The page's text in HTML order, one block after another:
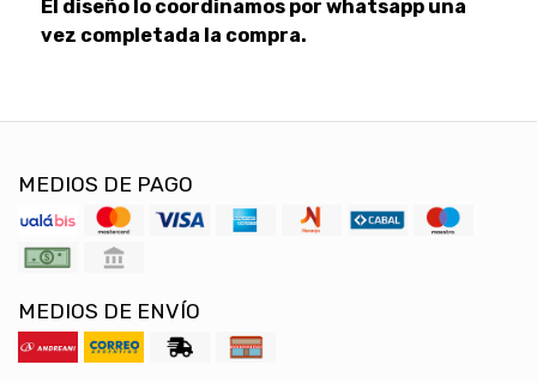
El diseño lo coordinamos por whatsapp una
vez completada la compra.
MEDIOS DE PAGO
MEDIOS DE ENVÍO